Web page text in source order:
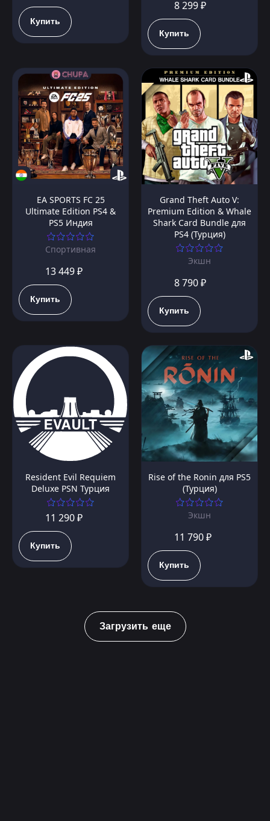
Купить
8 299 ₽
Купить
EA SPORTS FC 25
Ultimate Edition PS4 &
PS5 Индия
Спортивная
13 449 ₽
Купить
Grand Theft Auto V:
Premium Edition & Whale
Shark Card Bundle для
PS4 (Турция)
Экшн
8 790 ₽
Купить
Resident Evil Requiem
Deluxe PSN Турция
11 290 ₽
Купить
Rise of the Ronin для PS5
(Турция)
Экшн
11 790 ₽
Купить
Загрузить еще